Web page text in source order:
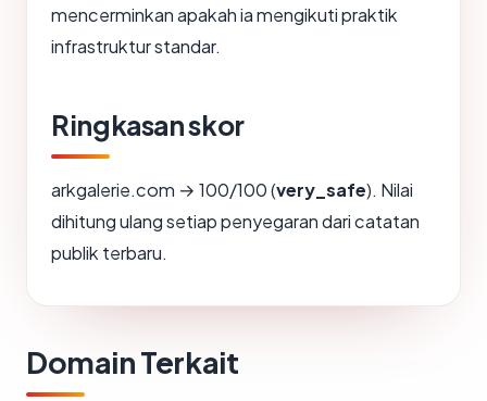
mencerminkan apakah ia mengikuti praktik
infrastruktur standar.
Ringkasan skor
arkgalerie.com → 100/100 (very_safe). Nilai
dihitung ulang setiap penyegaran dari catatan
publik terbaru.
Domain Terkait